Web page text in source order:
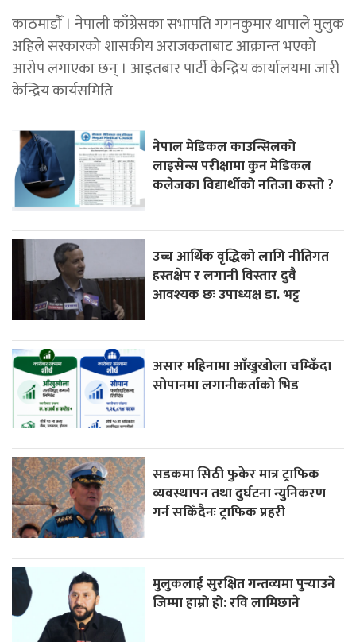
काठमाडाैँ । नेपाली काँग्रेसका सभापति गगनकुमार थापाले मुलुक
अहिले सरकारको शासकीय अराजकताबाट आक्रान्त भएको
आरोप लगाएका छन् । आइतबार पार्टी केन्द्रिय कार्यालयमा जारी
केन्द्रिय कार्यसमिति
नेपाल मेडिकल काउन्सिलको
लाइसेन्स परीक्षामा कुन मेडिकल
कलेजका विद्यार्थीको नतिजा कस्तो ?
उच्च आर्थिक वृद्धिको लागि नीतिगत
हस्तक्षेप र लगानी विस्तार दुवै
आवश्यक छः उपाध्यक्ष डा. भट्ट
असार महिनामा आँखुखोला चम्किँदा
सोपानमा लगानीकर्ताको भिड
सडकमा सिठी फुकेर मात्र ट्राफिक
व्यवस्थापन तथा दुर्घटना न्युनिकरण
गर्न सकिँदैनः ट्राफिक प्रहरी
मुलुकलाई सुरक्षित गन्तव्यमा पुर्‍याउने
जिम्मा हाम्रो हो: रवि लामिछाने